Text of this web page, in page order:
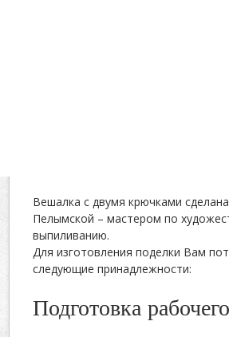
Вешалка с двумя крючками
Пелымской – мастером по
выпиливанию.
Для изготовления поделки Вам
следующие принадлежности:
Подготовка